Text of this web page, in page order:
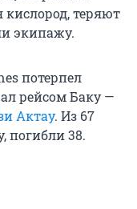
теряют
экипажу.
потерпел
рейсом Баку —
Актау. Из 67
погибли 38.